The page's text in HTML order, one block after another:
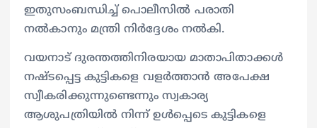
ഇതുസംബന്ധിച്ച് പൊലീസില്‍ പരാതി
നല്‍കാനും മന്ത്രി നിര്‍ദ്ദേശം നല്‍കി.
വയനാട് ദുരന്തത്തിനിരയായ മാതാപിതാക്കള്‍
നഷ്ടപ്പെട്ട കുട്ടികളെ വളര്‍ത്താന്‍ അപേക്ഷ
സ്വീകരിക്കുന്നുണ്ടെന്നും സ്വകാര്യ
ആശുപത്രിയില്‍ നിന്ന് ഉള്‍പ്പെടെ കുട്ടികളെ